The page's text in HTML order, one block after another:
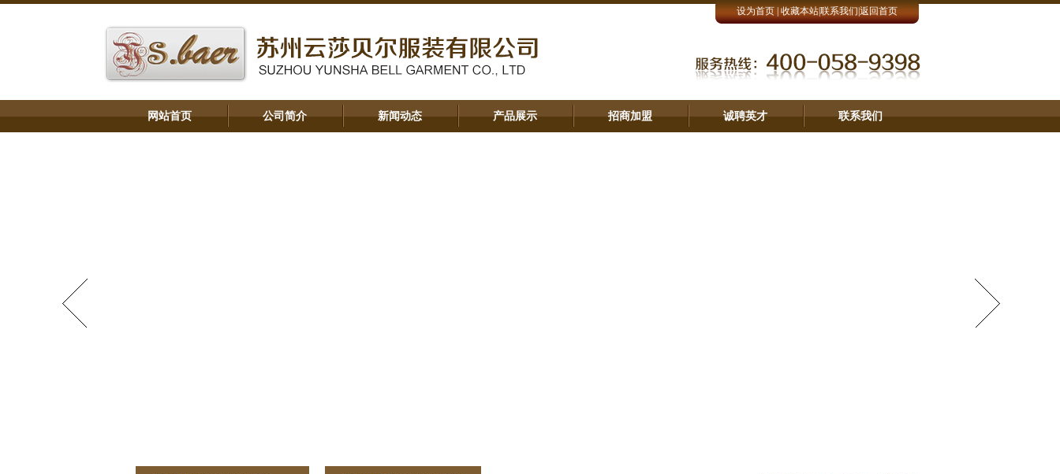
设为首页| 收藏本站|联系我们 返回首页
网站首页 公司简介 新闻动态 产品展示 招商加盟 诚聘英才 联系我们